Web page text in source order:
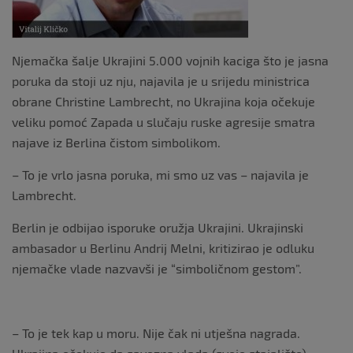
Njemačka šalje Ukrajini 5.000 vojnih kaciga što je jasna
poruka da stoji uz nju, najavila je u srijedu ministrica
obrane Christine Lambrecht, no Ukrajina koja očekuje
veliku pomoć Zapada u slučaju ruske agresije smatra
najave iz Berlina čistom simbolikom.
– To je vrlo jasna poruka, mi smo uz vas – najavila je
Lambrecht.
Berlin je odbijao isporuke oružja Ukrajini. Ukrajinski
ambasador u Berlinu Andrij Melni, kritizirao je odluku
njemačke vlade nazvavši je “simboličnom gestom”.
– To je tek kap u moru. Nije čak ni utješna nagrada.